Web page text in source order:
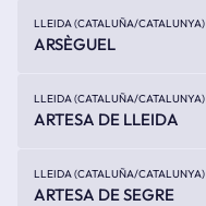
LLEIDA (CATALUÑA/CATALUNYA)
ARSÈGUEL
LLEIDA (CATALUÑA/CATALUNYA)
ARTESA DE LLEIDA
LLEIDA (CATALUÑA/CATALUNYA)
ARTESA DE SEGRE